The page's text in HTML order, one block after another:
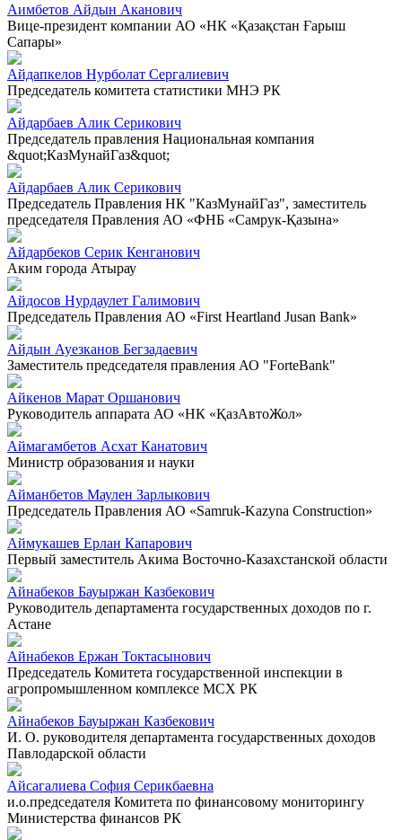
Аимбетов Айдын Аканович
Вице-президент компании АО «НК «Қазақстан Ғарыш
Сапары»
Айдапкелов Нурболат Сергалиевич
Председатель комитета статистики МНЭ РК
Айдарбаев Алик Серикович
Председатель правления Национальная компания
&quot;КазМунайГаз&quot;
Айдарбаев Алик Серикович
Председатель Правления НК "КазМунайГаз", заместитель
председателя Правления АО «ФНБ «Самрук-Қазына»
Айдарбеков Серик Кенганович
Аким города Атырау
Айдосов Нурдаулет Галимович
Председатель Правления АО «First Heartland Jusan Bank»
Айдын Ауезканов Бегзадаевич
Заместитель председателя правления АО "ForteBank"
Айкенов Марат Оршанович
Руководитель аппарата АО «НК «ҚазАвтоЖол»
Аймагамбетов Асхат Канатович
Министр образования и науки
Айманбетов Маулен Зарлыкович
Председатель Правления АО «Samruk-Kazyna Construction»
Аймукашев Ерлан Капарович
Первый заместитель Акима Восточно-Казахстанской области
Айнабеков Бауыржан Казбекович
Руководитель департамента государственных доходов по г.
Астане
Айнабеков Ержан Токтасынович
Председатель Комитета государственной инспекции в
агропромышленном комплексе МСХ РК
Айнабеков Бауыржан Казбекович
И. О. руководителя департамента государственных доходов
Павлодарской области
Айсагалиева София Серикбаевна
и.о.председателя Комитета по финансовому мониторингу
Министерства финансов РК